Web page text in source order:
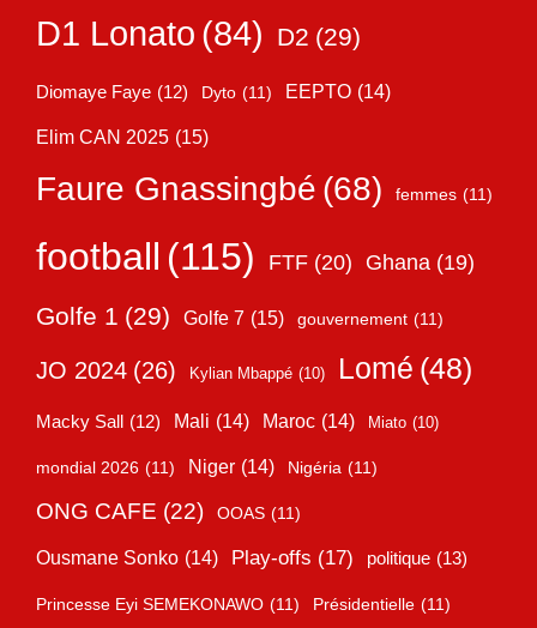
D1 Lonato (84) D2 (29)
Diomaye Faye (12) Dyto (11) EEPTO (14)
Elim CAN 2025 (15)
Faure Gnassingbé (68) femmes (11)
football (115) FTF (20) Ghana (19)
Golfe 1 (29) Golfe 7 (15) gouvernement (11)
JO 2024 (26) Kylian Mbappé (10) Lomé (48)
Macky Sall (12) Mali (14) Maroc (14) Miato (10)
mondial 2026 (11) Niger (14) Nigéria (11)
ONG CAFE (22) OOAS (11)
Ousmane Sonko (14) Play-offs (17) politique (13)
Princesse Eyi SEMEKONAWO (11) Présidentielle (11)